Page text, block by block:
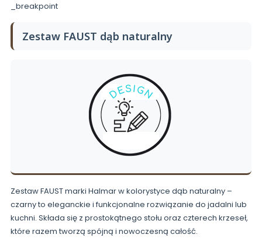
_breakpoint
Zestaw FAUST dąb naturalny
Zestaw FAUST marki Halmar w kolorystyce dąb naturalny –
czarny to eleganckie i funkcjonalne rozwiązanie do jadalni lub
kuchni. Składa się z prostokątnego stołu oraz czterech krzeseł,
które razem tworzą spójną i nowoczesną całość.